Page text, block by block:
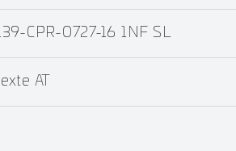
CPR-0727-16 1NF SL
AT